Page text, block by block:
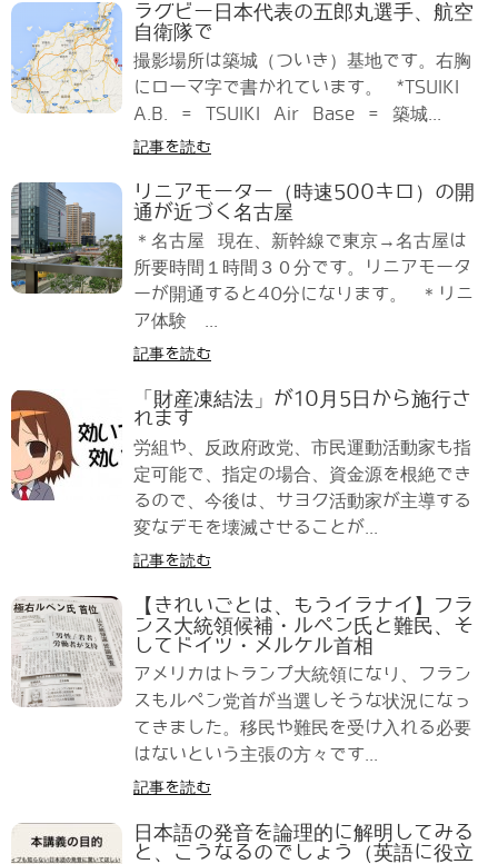
ラグビー日本代表の五郎丸選手、航空
自衛隊で
撮影場所は築城（ついき）基地です。右胸
にローマ字で書かれています。 *TSUIKI
A.B. = TSUIKI Air Base = 築城...
記事を読む
リニアモーター（時速500キロ）の開
通が近づく名古屋
＊名古屋 現在、新幹線で東京→名古屋は
所要時間１時間３０分です。リニアモータ
ーが開通すると40分になります。 ＊リニ
ア体験 ...
記事を読む
「財産凍結法」が10月5日から施行さ
れます
労組や、反政府政党、市民運動活動家も指
定可能で、指定の場合、資金源を根絶でき
るので、今後は、サヨク活動家が主導する
変なデモを壊滅させることが...
記事を読む
【きれいごとは、もうイラナイ】フラ
ンス大統領候補・ルペン氏と難民、そ
してドイツ・メルケル首相
アメリカはトランプ大統領になり、フラン
スもルペン党首が当選しそうな状況になっ
てきました。移民や難民を受け入れる必要
はないという主張の方々です...
記事を読む
日本語の発音を論理的に解明してみる
と、こうなるのでしょう（英語に役立